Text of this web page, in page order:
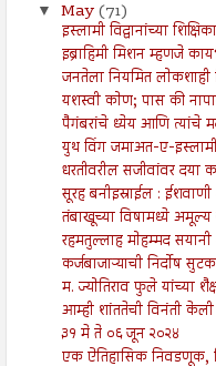
▼ May(71)
इस्लामी विद्वानांच्या शिक्षिका
इब्राहिमी मिशन म्हणजे
जनतेला नियमित
यशस्वी कोण; पास की
पैगंबरांचे ध्येय आणि त्यांचे
युथ विंग जमाअत-ए-
धरतीवरील सजीवांवर दया
सूरह बनीइस्राईल :
तंबाखूच्या विषामध्ये अमूल्य
रहमतुल्लाह मोहम्मद
कर्जबाजाऱ्याची निर्दोष
म. ज्योतिराव फुले यांच्या
आम्ही शांततेची विनंती
३१ मे ते ०६ जून २०२४
एक ऐतिहासिक निवडणूक,